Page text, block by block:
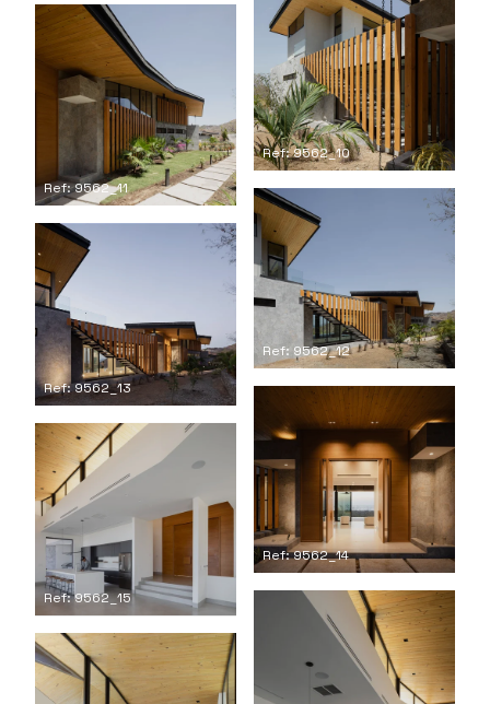
Ref: 9562_10
Ref: 9562_11
Ref: 9562_12
Ref: 9562_13
Ref: 9562_14
Ref: 9562_15